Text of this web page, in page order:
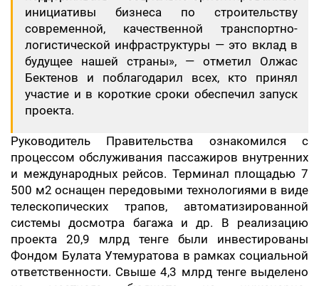
инициативы бизнеса по строительству
современной, качественной транспортно-
логистической инфраструктуры — это вклад в
будущее нашей страны», — отметил Олжас
Бектенов и поблагодарил всех, кто принял
участие и в короткие сроки обеспечил запуск
проекта.
Руководитель Правительства ознакомился с
процессом обслуживания пассажиров внутренних
и международных рейсов. Терминал площадью 7
500 м2 оснащен передовыми технологиями в виде
телескопических трапов, автоматизированной
системы досмотра багажа и др. В реализацию
проекта 20,9 млрд тенге были инвестированы
Фондом Булата Утемуратова в рамках социальной
ответственности. Свыше 4,3 млрд тенге выделено